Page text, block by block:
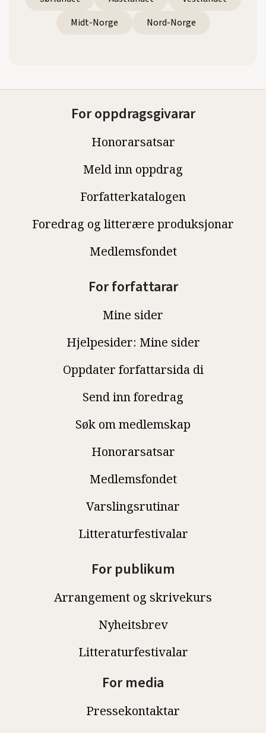
Midt-Norge
Nord-Norge
For oppdragsgivarar
Honorarsatsar
Meld inn oppdrag
Forfatterkatalogen
Foredrag og litterære produksjonar
Medlemsfondet
For forfattarar
Mine sider
Hjelpesider: Mine sider
Oppdater forfattarsida di
Send inn foredrag
Søk om medlemskap
Honorarsatsar
Medlemsfondet
Varslingsrutinar
Litteraturfestivalar
For publikum
Arrangement og skrivekurs
Nyheitsbrev
Litteraturfestivalar
For media
Pressekontaktar